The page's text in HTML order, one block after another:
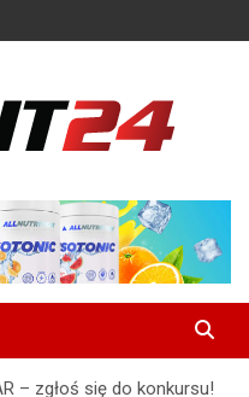
i K-1, UFC
– zgłoś się do konkursu!